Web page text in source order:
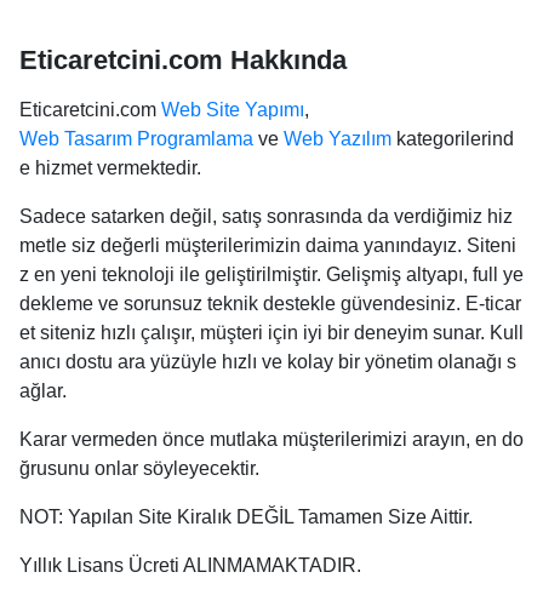
Eticaretcini.com Hakkında
Eticaretcini.com Web Site Yapımı,
Web Tasarım Programlama ve Web Yazılım kategorilerind
e hizmet vermektedir.
Sadece satarken değil, satış sonrasında da verdiğimiz hiz
metle siz değerli müşterilerimizin daima yanındayız. Siteni
z en yeni teknoloji ile geliştirilmiştir. Gelişmiş altyapı, full ye
dekleme ve sorunsuz teknik destekle güvendesiniz. E-ticar
et siteniz hızlı çalışır, müşteri için iyi bir deneyim sunar. Kull
anıcı dostu ara yüzüyle hızlı ve kolay bir yönetim olanağı s
ağlar.
Karar vermeden önce mutlaka müşterilerimizi arayın, en do
ğrusunu onlar söyleyecektir.
NOT: Yapılan Site Kiralık DEĞİL Tamamen Size Aittir.
Yıllık Lisans Ücreti ALINMAMAKTADIR.